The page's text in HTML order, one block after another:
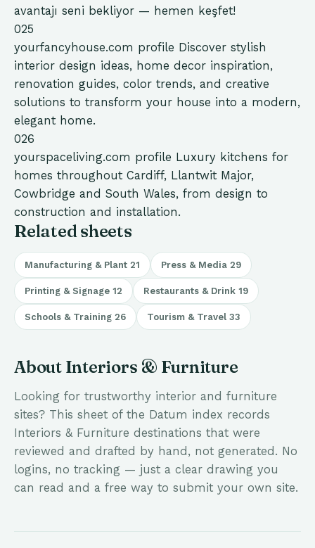
avantajı seni bekliyor — hemen keşfet!
025
yourfancyhouse.com profile Discover stylish
interior design ideas, home decor inspiration,
renovation guides, color trends, and creative
solutions to transform your house into a modern,
elegant home.
026
yourspaceliving.com profile Luxury kitchens for
homes throughout Cardiff, Llantwit Major,
Cowbridge and South Wales, from design to
construction and installation.
Related sheets
Manufacturing & Plant 21 Press & Media 29
Printing & Signage 12 Restaurants & Drink 19
Schools & Training 26 Tourism & Travel 33
About Interiors & Furniture
Looking for trustworthy interior and furniture
sites? This sheet of the Datum index records
Interiors & Furniture destinations that were
reviewed and drafted by hand, not generated. No
logins, no tracking — just a clear drawing you
can read and a free way to submit your own site.